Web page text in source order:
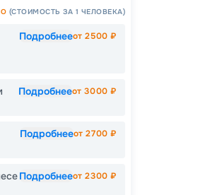
(СТОИМОСТЬ ЗА 1 ЧЕЛОВЕКА)
Подробнееот2500 ₽
Подробнееот3000 ₽
Подробнееот2700 ₽
Подробнееот2300 ₽